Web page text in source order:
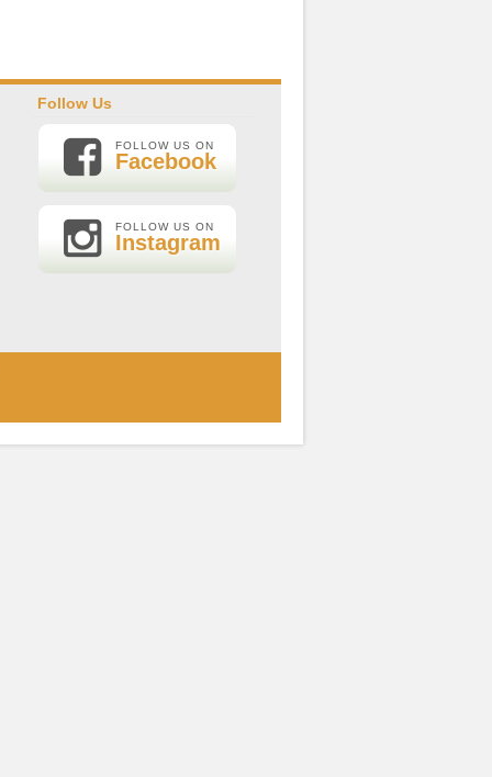
Follow Us
FOLLOW US ON
Facebook
FOLLOW US ON
Instagram